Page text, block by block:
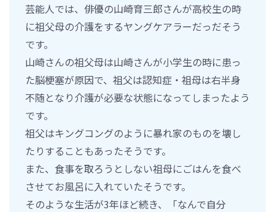
芸能人では、俳優の山崎育三郎さんが高校生の時
に祖父母の介護をするヤングケアラーだっだそう
です。
山崎さんの祖父母は山崎さんが小学生の時に患っ
た脳梗塞が原因で、祖父は認知症・祖母は右半身
不随となり介護が必要な状態になってしまったよう
です。
祖父はキングコングのように暴れ家のものを壊し
たりすることもあったそうです。
また、食事を取ろうとしない祖母にごはんを食べ
させてお風呂に入れていたそうです。
そのような生活が3年ほど続き、「なんで自分